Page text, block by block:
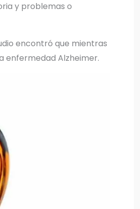
y problemas o
encontró que mientras
enfermedad Alzheimer.